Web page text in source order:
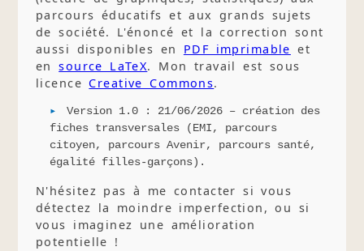
parcours éducatifs et aux grands sujets
de société. L'énoncé et la correction sont
aussi disponibles en PDF imprimable et
ensource LaTeX. Mon travail est sous
licence Creative Commons.
Version 1.0 : 21/06/2026 – création des
fiches transversales (EMI, parcours
citoyen, parcours Avenir, parcours santé,
égalité filles-garçons).
N'hésitez pas à me contacter si vous
détectez la moindre imperfection, ou si
vous imaginez une amélioration
potentielle !